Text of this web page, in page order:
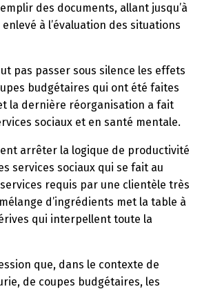
des documents, allant jusqu’à
à l’évaluation des situations
pas passer sous silence les effets
budgétaires qui ont été faites
la dernière réorganisation a fait
sociaux et en santé mentale.
arrêter la logique de productivité
services sociaux qui se fait au
requis par une clientèle très
d’ingrédients met la table à
qui interpellent toute la
que, dans le contexte de
de coupes budgétaires, les